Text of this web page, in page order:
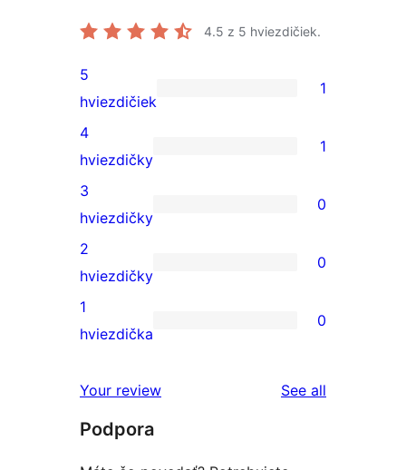
4.5 z 5 hviezdičiek.
1
recenzia
s
5-
hviezdičkovým
5
hviezdičiek
1
1
recenzia
s
4-
hviezdičkovým
4
hviezdičky
1
0
recenzií
s
3-
hviezdičkovým
3
hviezdičky
0
0
recenzií
s
hviezdičkovým
2
hviezdičky
0
0
s
hviezdičkovým
1
hviezdička
0
Your review See all
Podpora